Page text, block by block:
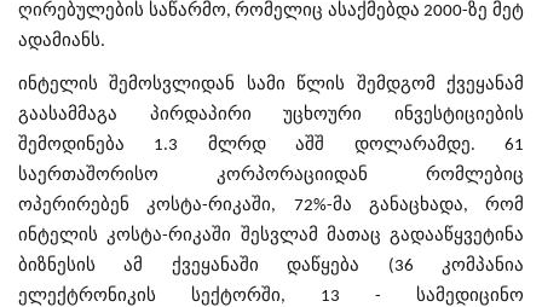
ღირებულების საწარმო, რომელიც ასაქმებდა 2000-ზე მეტ
ადამიანს.
ინტელის შემოსვლიდან სამი წლის შემდგომ ქვეყანამ
გაასამმაგა პირდაპირი უცხოური ინვესტიციების
შემოდინება 1.3 მლრდ აშშ დოლარამდე. 61
საერთაშორისო კორპორაციიდან რომლებიც
ოპერირებენ კოსტა-რიკაში, 72%-მა განაცხადა, რომ
ინტელის კოსტა-რიკაში შესვლამ მათაც გადააწყვეტინა
ბიზნესის ამ ქვეყანაში დაწყება (36 კომპანია
ელექტრონიკის სექტორში, 13 - სამედიცინო